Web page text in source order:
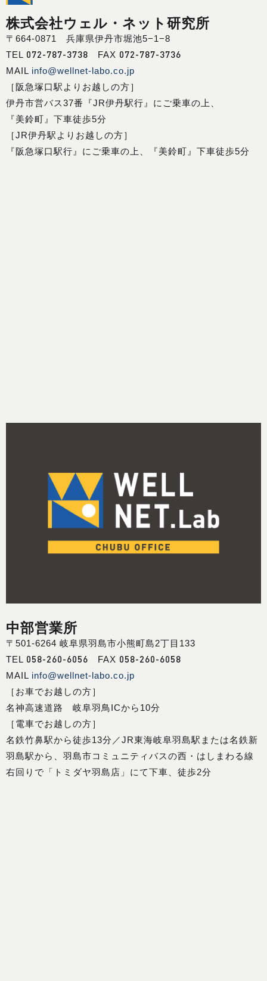
株式会社ウェル・ネット研究所
〒664-0871 兵庫県伊丹市堀池5−1−8
TEL 072-787-3738 FAX 072-787-3736
MAIL info@wellnet-labo.co.jp
［阪急塚口駅よりお越しの方］
伊丹市営バス37番『JR伊丹駅行』にご乗車の上、
『美鈴町』下車徒歩5分
［JR伊丹駅よりお越しの方］
『阪急塚口駅行』にご乗車の上、『美鈴町』下車徒歩5分
中部営業所
〒501-6264 岐阜県羽島市小熊町島2丁目133
TEL 058-260-6056 FAX 058-260-6058
MAIL info@wellnet-labo.co.jp
［お車でお越しの方］
名神高速道路 岐阜羽鳥ICから10分
［電車でお越しの方］
名鉄竹鼻駅から徒歩13分／JR東海岐阜羽島駅または名鉄新
羽島駅から、羽島市コミュニティバスの西・はしまわる線
右回りで「トミダヤ羽島店」にて下車、徒歩2分